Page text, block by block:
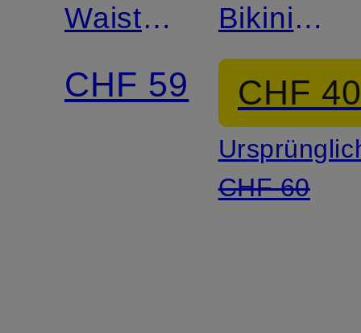
Waist-
Bikini-
Hose
CHF 59
Bikini-
Hose
CHF
CHF 60